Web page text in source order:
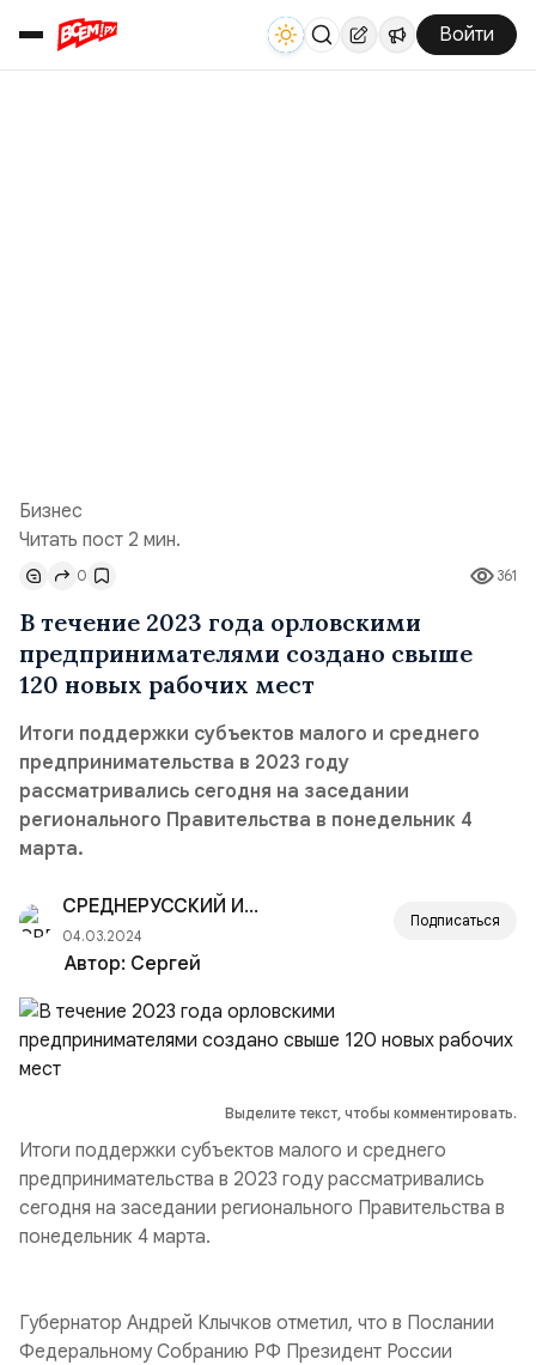
Войти
Бизнес
Читать пост 2 мин.
361
0
В течение 2023 года орловскими
предпринимателями создано свыше
120 новых рабочих мест
Итоги поддержки субъектов малого и среднего
предпринимательства в 2023 году
рассматривались сегодня на заседании
регионального Правительства в понедельник 4
марта.
СРЕДНЕРУССКИЙ ИНСТИТУТ УПРАВЛЕНИЯ —
04.03.2024
Подписаться
Автор: Сергей
Выделите текст, чтобы комментировать.
Итоги поддержки субъектов малого и среднего
предпринимательства в 2023 году рассматривались
сегодня на заседании регионального Правительства в
понедельник 4 марта.
Губернатор Андрей Клычков отметил, что в Послании
Федеральному Собранию РФ Президент России